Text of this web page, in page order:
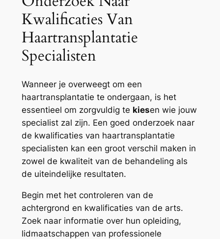
Kwalificaties Van
Haartransplantatie
Specialisten
Wanneer je overweegt om een
haartransplantatie te ondergaan, is het
essentieel om zorgvuldig te kiesen wie jouw
specialist zal zijn. Een goed onderzoek naar
de kwalificaties van haartransplantatie
specialisten kan een groot verschil maken in
zowel de kwaliteit van de behandeling als
de uiteindelijke resultaten.
Begin met het controleren van de
achtergrond en kwalificaties van de arts.
Zoek naar informatie over hun opleiding,
lidmaatschappen van professionele